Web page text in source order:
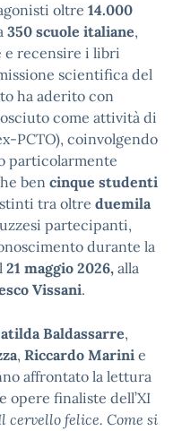
oltre 14.000
350 scuole italiane,
e recensire i libri
scientifica del
ha aderito con
come attività di
PCTO), coinvolgendo
particolarmente
ben cinque studenti
tra oltre duemila
partecipanti,
durante la
21 maggio 2026, alla
Vissani.
Baldassarre,
, Riccardo Marini e
affrontato la lettura
opere finaliste dell’XI
cervello felice. Come si